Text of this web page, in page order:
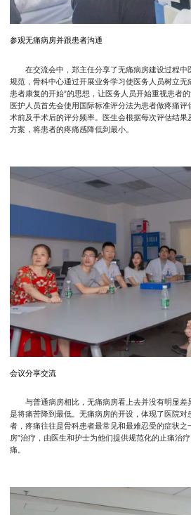
参观无痛病房并跟患者沟通
在交流会中，郑主任分享了无痛病房建设过程中
规范，骨科中心通过开展业务学习使医务人员树立无
患者康复的开始”的思想，让医务人员开始重视患者
医护人员首先会使用国际标准评分法为患者做疼痛
术前及手术后的评分频率。医生会根据每次评估结果
方案，将患者的疼痛感降低到最小。
会议分享交流
与普通病房相比，无痛病房看上去并没有明显差
是将痛苦降到最低。无痛病房的开设，体现了医院对
者，疼痛往往是骨科患者最常见和最难忍受的症状之
房”治疗，由医生和护士为他们提供规范化的止痛治
痛。